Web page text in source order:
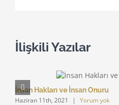
İlişkili Yazılar
İnsan Hakları ve İnsan Onuru
Haziran 11th, 2021 | Yorum yok